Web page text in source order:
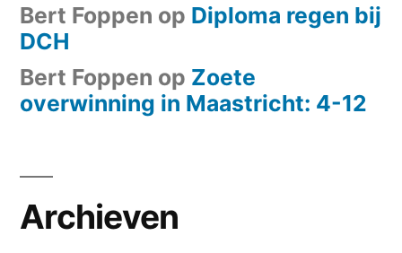
Bert Foppen op Diploma regen bij
DCH
Bert Foppen op Zoete
overwinning in Maastricht: 4-12
Archieven